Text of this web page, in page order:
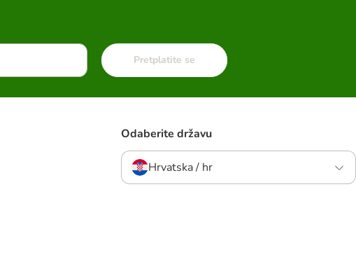
Pretplatite se
Odaberite državu
Hrvatska / hr